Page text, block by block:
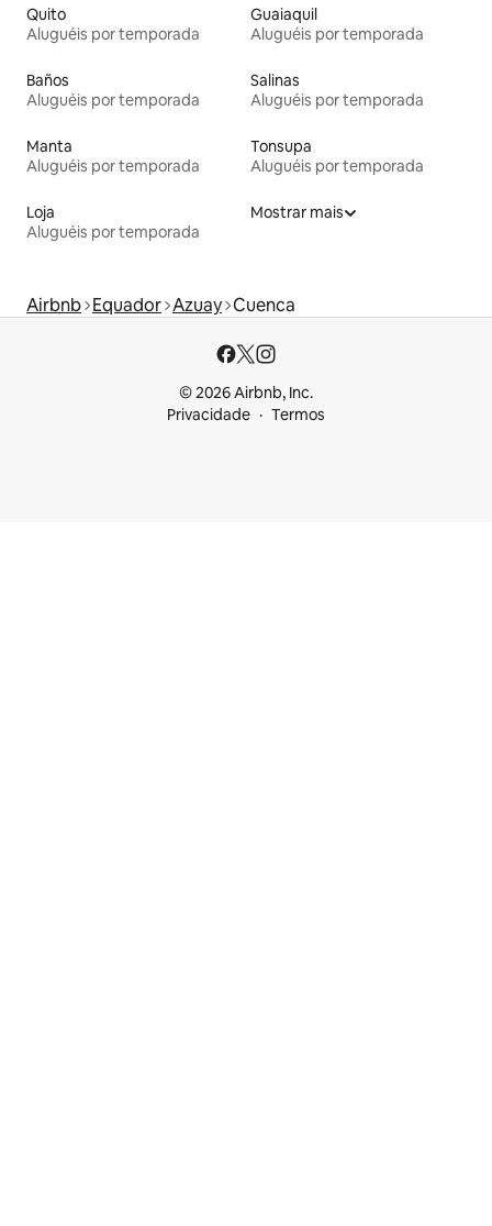
Quito
Aluguéis por temporada
Guaiaquil
Aluguéis por temporada
Baños
Aluguéis por temporada
Salinas
Aluguéis por temporada
Manta
Aluguéis por temporada
Tonsupa
Aluguéis por temporada
Loja
Aluguéis por temporada
Mostrar mais
Airbnb Equador Azuay Cuenca
© 2026 Airbnb, Inc.
Privacidade
Termos